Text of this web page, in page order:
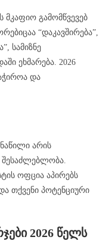
მკაფიო გამომწვევებ
“დაკავშირება”,
სამიზნე
ეხმარება. 2026
და
ნაწილი არის
შესაძლებლობა.
ოფცია აპირებს
თქვენი პოტენციური
2026 წელს